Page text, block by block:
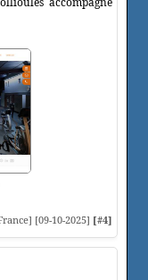
[09-10-2025] [#4]